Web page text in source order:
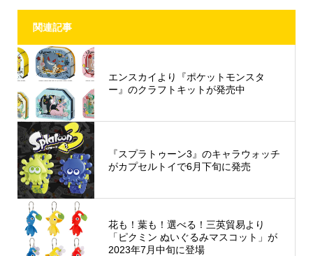
関連記事
エンスカイより『ポケットモンスタ
ー』のクラフトキットが発売中
『スプラトゥーン3』のキャラウォッチ
がカプセルトイで6月下旬に発売
花も！葉も！選べる！三英貿易より
「ピクミン ぬいぐるみマスコット」が
2023年7月中旬に登場